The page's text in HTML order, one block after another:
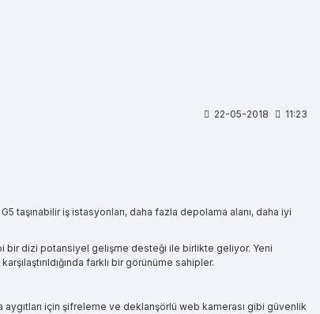
22-05-2018 11:23
taşınabilir iş istasyonları, daha fazla depolama alanı, daha iyi
bir dizi potansiyel gelişme desteği ile birlikte geliyor. Yeni
farklı bir görünüme sahipler.
için şifreleme ve deklanşörlü web kamerası gibi güvenlik